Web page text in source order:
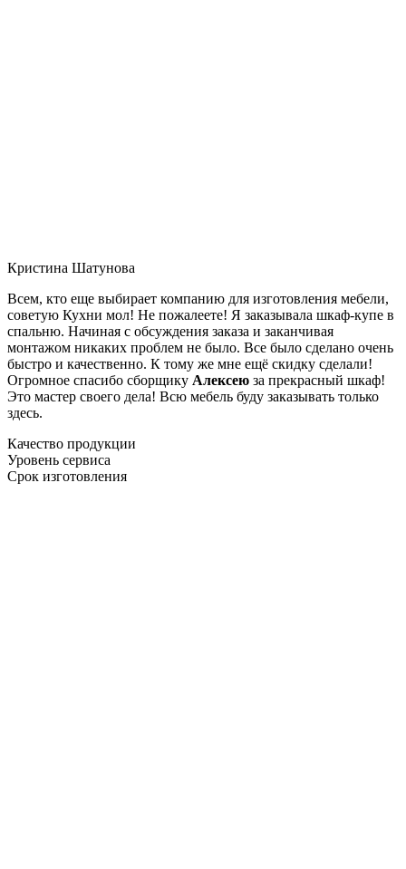
Кристина Шатунова
Всем, кто еще выбирает компанию для изготовления мебели,
советую Кухни мол! Не пожалеете! Я заказывала шкаф-купе в
спальню. Начиная с обсуждения заказа и заканчивая
монтажом никаких проблем не было. Все было сделано очень
быстро и качественно. К тому же мне ещё скидку сделали!
Огромное спасибо сборщику Алексею за прекрасный шкаф!
Это мастер своего дела! Всю мебель буду заказывать только
здесь.
Качество продукции
Уровень сервиса
Срок изготовления